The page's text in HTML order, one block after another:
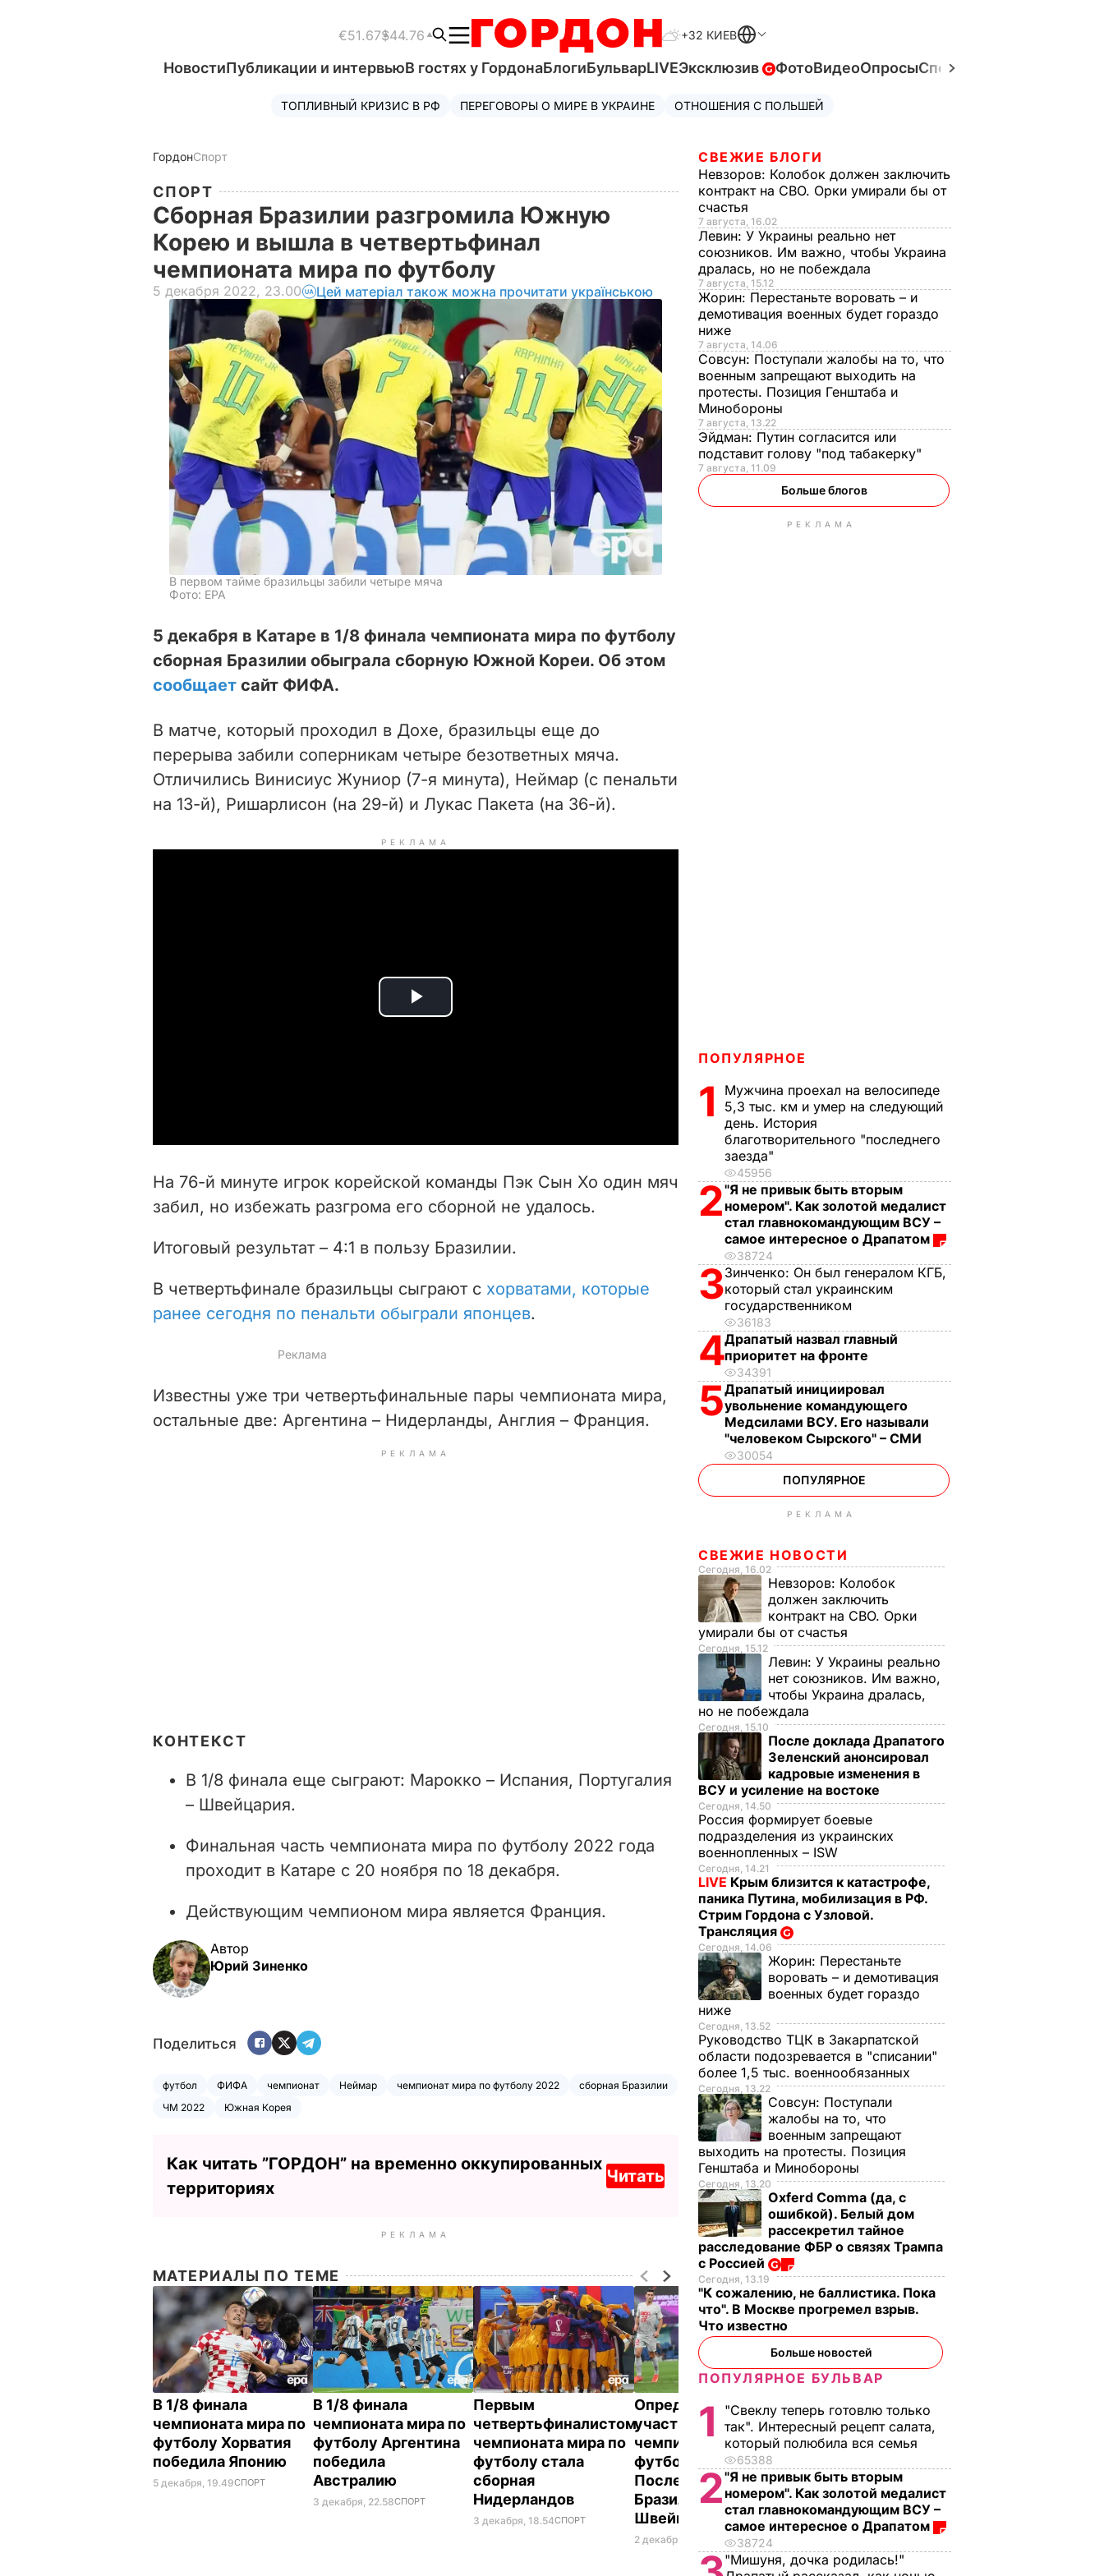
€51.67$44.76 +32 КИЕВ
НовостиПубликации и интервьюВ гостях у ГордонаБлогиБульварLIVEЭксклюзив ФотоВидеоОпросыСпецпроекты
ТОПЛИВНЫЙ КРИЗИС В РФ ПЕРЕГОВОРЫ О МИРЕ В УКРАИНЕ ОТНОШЕНИЯ С ПОЛЬШЕЙ
ГордонСпорт
СПОРТ
Сборная Бразилии разгромила Южную
Корею и вышла в четвертьфинал
чемпионата мира по футболу
5 декабря 2022, 23.00 Цей матеріал також можна прочитати українською
В первом тайме бразильцы забили четыре мяча
Фото: ЕРА
5 декабря в Катаре в 1/8 финала чемпионата мира по футболу
сборная Бразилии обыграла сборную Южной Кореи. Об этом
сообщает сайт ФИФА.
В матче, который проходил в Дохе, бразильцы еще до
перерыва забили соперникам четыре безответных мяча.
Отличились Винисиус Жуниор (7-я минута), Неймар (с пенальти
на 13-й), Ришарлисон (на 29-й) и Лукас Пакета (на 36-й).
РЕКЛАМА
P
i
d
o
На 76-й минуте игрок корейской команды Пэк Сын Хо один мяч
забил, но избежать разгрома его сборной не удалось.
Итоговый результат – 4:1 в пользу Бразилии.
В четвертьфинале бразильцы сыграют с хорватами, которые
ранее сегодня по пенальти обыграли японцев.
Известны уже три четвертьфинальные пары чемпионата мира,
остальные две: Аргентина – Нидерланды, Англия – Франция.
РЕКЛАМА
КОНТЕКСТ
В 1/8 финала еще сыграют: Марокко – Испания, Португалия
– Швейцария.
Финальная часть чемпионата мира по футболу 2022 года
проходит в Катаре с 20 ноября по 18 декабря.
Действующим чемпионом мира является Франция.
Автор
Юрий Зиненко
Поделиться
футбол ФИФА чемпионат Неймар чемпионат мира по футболу 2022
сборная Бразилии
ЧМ 2022
Южная Корея
Как читать ”ГОРДОН” на временно оккупированных
территориях
Читать
РЕКЛАМА
МАТЕРИАЛЫ ПО ТЕМЕ
В 1/8 финала
чемпионата мира по
футболу Хорватия
победила Японию
5 декабря, 19.49СПОРТ
В 1/8 финала
чемпионата мира по
футболу Аргентина
победила
Австралию
3 декабря, 22.58СПОРТ
Первым
четвертьфиналистом
чемпионата мира по
футболу стала
сборная
Нидерландов
3 декабря, 18.54СПОРТ
Определились все
участники плей-офф
чемпионата мира по
футболу.
Последними стали
Бразилия и
Швейцария
2 декабря, 23.11 СПОРТ
СВЕЖИЕ БЛОГИ
Невзоров: Колобок должен заключить
контракт на СВО. Орки умирали бы от
счастья
7 августа, 16.02
Левин: У Украины реально нет
союзников. Им важно, чтобы Украина
дралась, но не побеждала
7 августа, 15.12
Жорин: Перестаньте воровать – и
демотивация военных будет гораздо
ниже
7 августа, 14.06
Совсун: Поступали жалобы на то, что
военным запрещают выходить на
протесты. Позиция Генштаба и
Минобороны
7 августа, 13.22
Эйдман: Путин согласится или
подставит голову "под табакерку"
7 августа, 11.09
Больше блогов
РЕКЛАМА
ПОПУЛЯРНОЕ
1
Мужчина проехал на велосипеде
5,3 тыс. км и умер на следующий
день. История
благотворительного "последнего
заезда"
45956
2"Я не привык быть вторым
номером". Как золотой медалист
стал главнокомандующим ВСУ –
самое интересное о Драпатом
38724
3Зинченко: Он был генералом КГБ,
который стал украинским
государственником
36183
4Драпатый назвал главный
приоритет на фронте
34391
5Драпатый инициировал
увольнение командующего
Медсилами ВСУ. Его называли
"человеком Сырского" – СМИ
30054
ПОПУЛЯРНОЕ
РЕКЛАМА
СВЕЖИЕ НОВОСТИ
Сегодня, 16.02
Невзоров: Колобок
должен заключить
контракт на СВО. Орки
умирали бы от счастья
Сегодня, 15.12
Левин: У Украины реально
нет союзников. Им важно,
чтобы Украина дралась,
но не побеждала
Сегодня, 15.10
После доклада Драпатого
Зеленский анонсировал
кадровые изменения в
ВСУ и усиление на востоке
Сегодня, 14.50
Россия формирует боевые
подразделения из украинских
военнопленных – ISW
Сегодня, 14.21
LIVE Крым близится к катастрофе,
паника Путина, мобилизация в РФ.
Стрим Гордона с Узловой.
Трансляция
Сегодня, 14.06
Жорин: Перестаньте
воровать – и демотивация
военных будет гораздо
ниже
Сегодня, 13.52
Руководство ТЦК в Закарпатской
области подозревается в "списании"
более 1,5 тыс. военнообязанных
Сегодня, 13.22
Совсун: Поступали
жалобы на то, что
военным запрещают
выходить на протесты. Позиция
Генштаба и Минобороны
Сегодня, 13.20
Oxferd Comma (да, с
ошибкой). Белый дом
рассекретил тайное
расследование ФБР о связях Трампа
с Россией
Сегодня, 13.19
"К сожалению, не баллистика. Пока
что". В Москве прогремел взрыв.
Что известно
Больше новостей
ПОПУЛЯРНОЕ БУЛЬВАР
1
"Свеклу теперь готовлю только
так". Интересный рецепт салата,
который полюбила вся семья
65388
2"Я не привык быть вторым
номером". Как золотой медалист
стал главнокомандующим ВСУ –
самое интересное о Драпатом
38724
"Мишуня, дочка родилась!"